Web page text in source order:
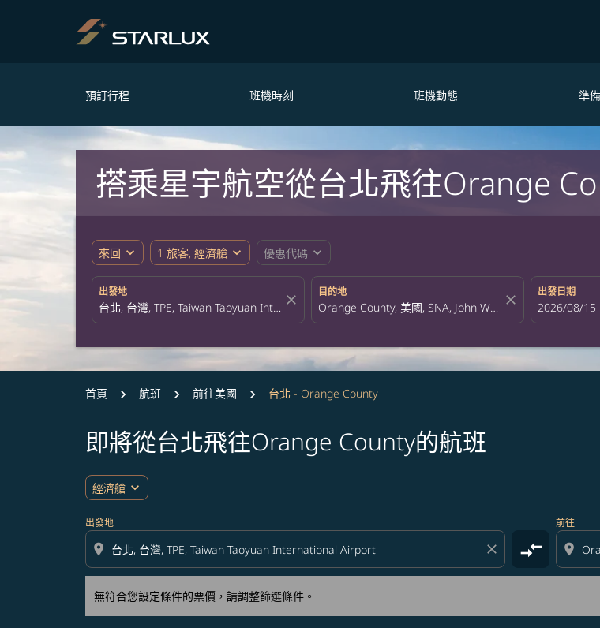
預訂行程 班機時刻 班機動態 準
搭乘星宇航空從台北飛往Orange
來回 expand_more 1 旅客, 經濟艙 expand_more 優惠代碼 expand_more
出發地
close
目的地
close
出發日期
fc-booking-
2026/08/15
首頁 航班 前往美國 台北 - Orange County
即將從台北飛往Orange County的航班
經濟艙 expand_more
出發地
location_on close compare_arrows
前往
location_on
無符合您設定條件的票價，請調整篩選條件。
無符合您設定條件的票價，請調整篩選條件。